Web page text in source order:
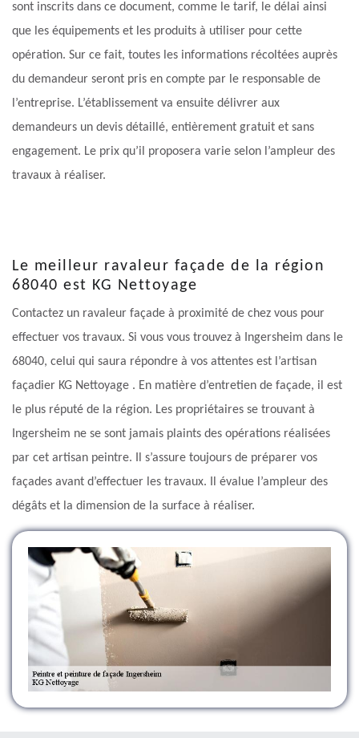
sont inscrits dans ce document, comme le tarif, le délai ainsi
que les équipements et les produits à utiliser pour cette
opération. Sur ce fait, toutes les informations récoltées auprès
du demandeur seront pris en compte par le responsable de
l’entreprise. L’établissement va ensuite délivrer aux
demandeurs un devis détaillé, entièrement gratuit et sans
engagement. Le prix qu’il proposera varie selon l’ampleur des
travaux à réaliser.
Le meilleur ravaleur façade de la région
68040 est KG Nettoyage
Contactez un ravaleur façade à proximité de chez vous pour
effectuer vos travaux. Si vous vous trouvez à Ingersheim dans le
68040, celui qui saura répondre à vos attentes est l’artisan
façadier KG Nettoyage . En matière d’entretien de façade, il est
le plus réputé de la région. Les propriétaires se trouvant à
Ingersheim ne se sont jamais plaints des opérations réalisées
par cet artisan peintre. Il s’assure toujours de préparer vos
façades avant d’effectuer les travaux. Il évalue l’ampleur des
dégâts et la dimension de la surface à réaliser.